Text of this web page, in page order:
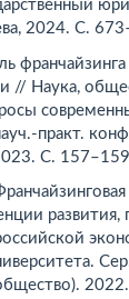
2024. С.
франчайзинга
// Наука,
практ.
С.